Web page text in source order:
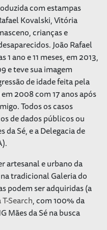
com estampas
Kovalski, Vitória
crianças e
João Rafael
ano e 11 meses, em 2013,
e teve sua imagem
de idade feita pela
2008 com 17 anos após
Todos os casos
de dados públicos ou
da Sé, e a Delegacia de
artesanal e urbano da
tradicional Galeria do
podem ser adquiridas (a
Search, com 100% da
Mães da Sé na busca